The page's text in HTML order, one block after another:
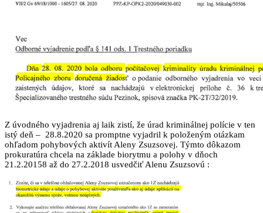
Z úvodného vyjadrenia aj laik zistí, že úrad kriminálnej polície v ten
istý deň – 28.8.2020 sa promptne vyjadril k položeným otázkam
ohľadom pohybových aktivít Aleny Zsuzsovej. Týmto dôkazom
prokuratúra chcela na základe biorytmu a polohy v dňoch
21.2.20158 až do 27.2.2018 usvedčiť Alenu Zsuzsovú :